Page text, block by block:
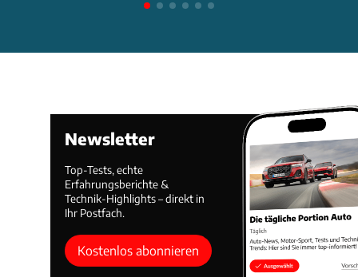
Newsletter
Top-Tests, echte
Erfahrungsberichte &
Technik-Highlights – direkt in
Ihr Postfach.
Kostenlos abonnieren